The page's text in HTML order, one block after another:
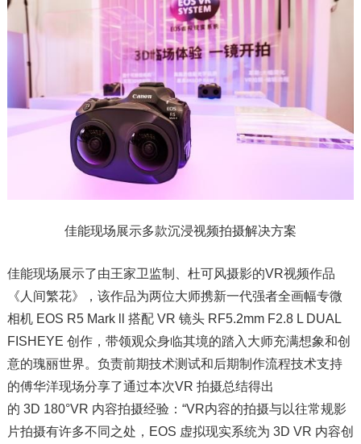
佳能现场展示多款沉浸视频拍摄解决方案
佳能现场展示了由王家卫监制、杜可风摄影的VR视频作品
《人间繁花》，该作品为两位大师携新一代强者全画幅专微
相机 EOS R5 Mark ll 搭配 VR 镜头 RF5.2mm F2.8 L DUAL
FISHEYE 创作，带领观众身临其境的踏入大师充满想象和创
意的瑰丽世界。负责前期技术测试和后期制作流程技术支持
的傅华洋现场分享了通过本次VR 拍摄总结得出
的 3D 180°VR 内容拍摄经验：“VR内容的拍摄与以往常规影
片拍摄有许多不同之处，EOS 虚拟现实系统为 3D VR 内容创